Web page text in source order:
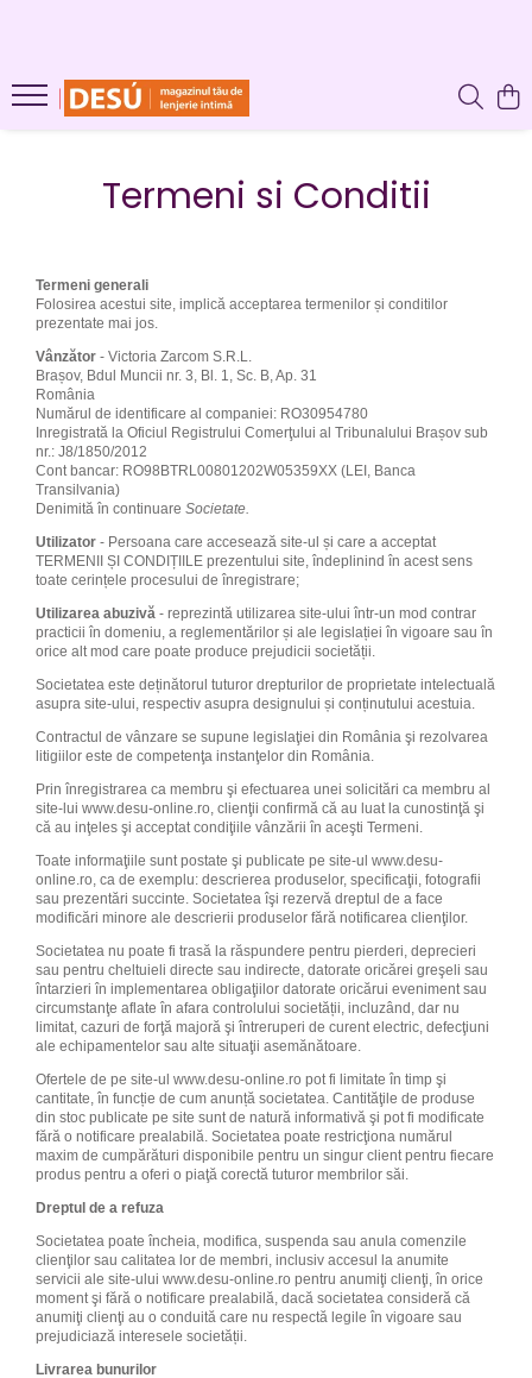
LENJERIE INTIMA
PRODUSE REDUSE
Termeni si Conditii
Termeni generali
Folosirea acestui site, implică acceptarea termenilor și conditilor
prezentate mai jos.
Vânzător - Victoria Zarcom S.R.L.
Brașov, Bdul Muncii nr. 3, Bl. 1, Sc. B, Ap. 31
România
Numărul de identificare al companiei: RO30954780
Inregistrată la Oficiul Registrului Comerţului al Tribunalului Brașov sub
nr.: J8/1850/2012
Cont bancar: RO98BTRL00801202W05359XX (LEI, Banca
Transilvania)
Denimită în continuare Societate.
Utilizator - Persoana care accesează site-ul și care a acceptat
TERMENII ȘI CONDIȚIILE prezentului site, îndeplinind în acest sens
toate cerințele procesului de înregistrare;
Utilizarea abuzivă - reprezintă utilizarea site-ului într-un mod contrar
practicii în domeniu, a reglementărilor și ale legislației în vigoare sau în
orice alt mod care poate produce prejudicii societății.
Societatea este deținătorul tuturor drepturilor de proprietate intelectuală
asupra site-ului, respectiv asupra designului și conținutului acestuia.
Contractul de vânzare se supune legislaţiei din România şi rezolvarea
litigiilor este de competenţa instanţelor din România.
Prin înregistrarea ca membru şi efectuarea unei solicitări ca membru al
site-lui www.desu-online.ro, clienţii confirmă că au luat la cunostinţă şi
că au inţeles şi acceptat condiţiile vânzării în aceşti Termeni.
Toate informaţiile sunt postate şi publicate pe site-ul www.desu-
online.ro, ca de exemplu: descrierea produselor, specificaţii, fotografii
sau prezentări succinte. Societatea îşi rezervă dreptul de a face
modificări minore ale descrierii produselor fără notificarea clienţilor.
Societatea nu poate fi trasă la răspundere pentru pierderi, deprecieri
sau pentru cheltuieli directe sau indirecte, datorate oricărei greşeli sau
întarzieri în implementarea obligaţiilor datorate oricărui eveniment sau
circumstanţe aflate în afara controlului societății, incluzând, dar nu
limitat, cazuri de forţă majoră şi întreruperi de curent electric, defecţiuni
ale echipamentelor sau alte situaţii asemănătoare.
Ofertele de pe site-ul www.desu-online.ro pot fi limitate în timp şi
cantitate, în funcție de cum anunță societatea. Cantităţile de produse
din stoc publicate pe site sunt de natură informativă şi pot fi modificate
fără o notificare prealabilă. Societatea poate restricţiona numărul
maxim de cumpărături disponibile pentru un singur client pentru fiecare
produs pentru a oferi o piaţă corectă tuturor membrilor săi.
Dreptul de a refuza
Societatea poate încheia, modifica, suspenda sau anula comenzile
clienţilor sau calitatea lor de membri, inclusiv accesul la anumite
servicii ale site-ului www.desu-online.ro pentru anumiţi clienţi, în orice
moment şi fără o notificare prealabilă, dacă societatea consideră că
anumiţi clienţi au o conduită care nu respectă legile în vigoare sau
prejudiciază interesele societății.
Livrarea bunurilor